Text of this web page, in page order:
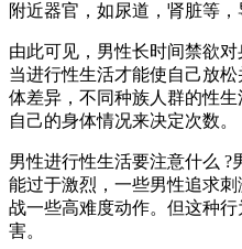
附近器官，如尿道，肾脏等，
由此可见，男性长时间禁欲
当进行性生活才能使自己放
体差异，不同种族人群的性
自己的身体情况来决定次数。
男性进行性生活要注意什么 ?
能过于激烈，一些男性追求
战一些高难度动作。但这种
害。